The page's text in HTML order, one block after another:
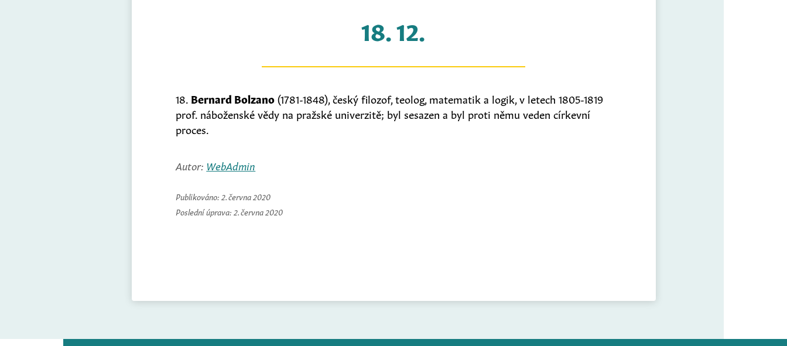
18. 12.
18. Bernard Bolzano(1781-1848), český filozof, teolog, matematik a logik, v letech 1805-1819
prof. náboženské vědy na pražské univerzitě; byl sesazen a byl proti němu veden církevní
proces.
Autor: WebAdmin
Publikováno: 2. června 2020
Poslední úprava: 2. června 2020